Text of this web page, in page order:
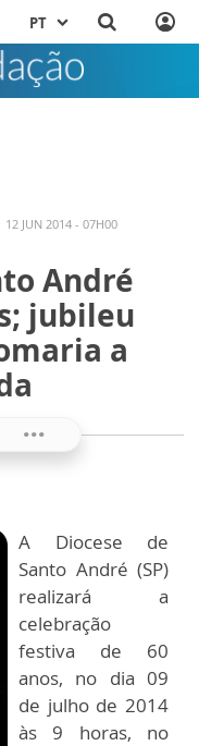
PT
12 JUN 2014 - 07H00
André
jubileu
a
A Diocese de
Santo André (SP)
realizará a
celebração
festiva de 60
anos, no dia 09
de julho de 2014
às 9 horas, no